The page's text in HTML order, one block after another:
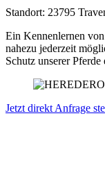
Standort: 23795
Ein Kennenlernen
nahezu jederzeit
Schutz unserer
Jetzt direkt Anfrage